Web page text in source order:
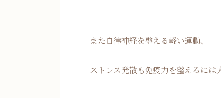
また自律神経を整える軽い運動、
ストレス発散も免疫力を整えるには